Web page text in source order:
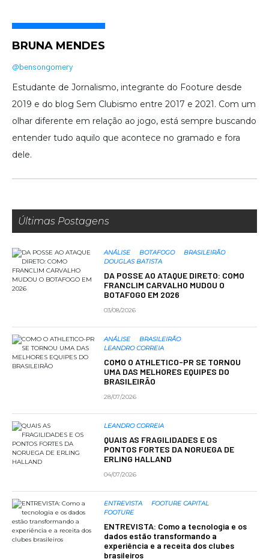
BRUNA MENDES
@bensongomery
Estudante de Jornalismo, integrante do Footure desde
2019 e do blog Sem Clubismo entre 2017 e 2021. Com um
olhar diferente em relação ao jogo, está sempre buscando
entender tudo aquilo que acontece no gramado e fora
dele.
Últimas Postagens
ANÁLISE BOTAFOGO
BRASILEIRÃO
DOUGLAS BATISTA
DA POSSE AO ATAQUE DIRETO: COMO
FRANCLIM CARVALHO MUDOU O
BOTAFOGO EM 2026
03/08/2026
ANÁLISE
BRASILEIRÃO
LEANDRO CORREIA
COMO O ATHLETICO-PR SE TORNOU
UMA DAS MELHORES EQUIPES DO
BRASILEIRÃO
28/07/2026
LEANDRO CORREIA
QUAIS AS FRAGILIDADES E OS
PONTOS FORTES DA NORUEGA DE
ERLING HALLAND
04/07/2026
ENTREVISTA
FOOTURE CAPITAL
FOOTURE
ENTREVISTA: Como a tecnologia e os
dados estão transformando a
experiência e a receita dos clubes
brasileiros